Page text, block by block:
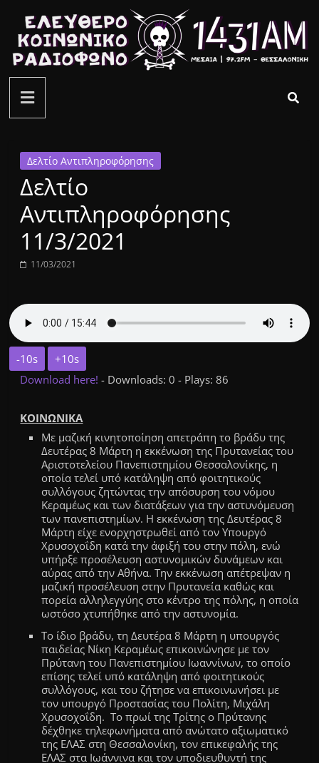
περιεχόμενο
ελεύθερο
κοινωνικό
ραδιόφωνο
1431AM
Δελτίο Αντιπληροφόρησης
Δελτίο
Αντιπληροφόρησης
11/3/2021
11/03/2021
-10s
+10s
Download here!- Downloads: 0 - Plays: 86
ΚΟΙΝΩΝΙΚΑ
Με μαζική κινητοποίηση απετράπη το βράδυ της
Δευτέρας 8 Μάρτη η εκκένωση της Πρυτανείας του
Αριστοτελείου Πανεπιστημίου Θεσσαλονίκης, η
οποία τελεί υπό κατάληψη από φοιτητικούς
συλλόγους ζητώντας την απόσυρση του νόμου
Κεραμέως και των διατάξεων για την αστυνόμευση
των πανεπιστημίων. Η εκκένωση της Δευτέρας 8
Μάρτη είχε ενορχηστρωθεί από τον Υπουργό
Χρυσοχοΐδη κατά την άφιξή του στην πόλη, ενώ
υπήρξε προσέλευση αστυνομικών δυνάμεων και
αύρας από την Αθήνα. Την εκκένωση απέτρεψαν η
μαζική προσέλευση στην Πρυτανεία καθώς και
πορεία αλληλεγγύης στο κέντρο της πόλης, η οποία
ωστόσο χτυπήθηκε από την αστυνομία.
Το ίδιο βράδυ, τη Δευτέρα 8 Μάρτη η υπουργός
παιδείας Νίκη Κεραμέως επικοινώνησε με τον
Πρύτανη του Πανεπιστημίου Ιωαννίνων, το οποίο
επίσης τελεί υπό κατάληψη από φοιτητικούς
συλλόγους, και του ζήτησε να επικοινωνήσει με
τον υπουργό Προστασίας του Πολίτη, Μιχάλη
Χρυσοχοΐδη. Το πρωί της Τρίτης ο Πρύτανης
δέχθηκε τηλεφωνήματα από ανώτατο αξιωματικό
της ΕΛΑΣ στη Θεσσαλονίκη, τον επικεφαλής της
ΕΛΑΣ στα Ιωάννινα και τον υποδιευθυντή της